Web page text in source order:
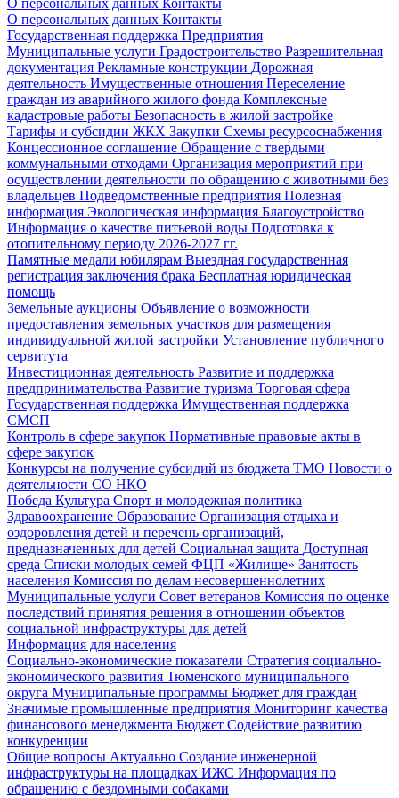
О персональных данных Контакты
О персональных данных Контакты
Государственная поддержка Предприятия
Муниципальные услуги Градостроительство Разрешительная
документация Рекламные конструкции Дорожная
деятельность Имущественные отношения Переселение
граждан из аварийного жилого фонда Комплексные
кадастровые работы Безопасность в жилой застройке
Тарифы и субсидии ЖКХ Закупки Схемы ресурсоснабжения
Концессионное соглашение Обращение с твердыми
коммунальными отходами Организация мероприятий при
осуществлении деятельности по обращению с животными без
владельцев Подведомственные предприятия Полезная
информация Экологическая информация Благоустройство
Информация о качестве питьевой воды Подготовка к
отопительному периоду 2026-2027 гг.
Памятные медали юбилярам Выездная государственная
регистрация заключения брака Бесплатная юридическая
помощь
Земельные аукционы Объявление о возможности
предоставления земельных участков для размещения
индивидуальной жилой застройки Установление публичного
сервитута
Инвестиционная деятельность Развитие и поддержка
предпринимательства Развитие туризма Торговая сфера
Государственная поддержка Имущественная поддержка
СМСП
Контроль в сфере закупок Нормативные правовые акты в
сфере закупок
Конкурсы на получение субсидий из бюджета ТМО Новости о
деятельности СО НКО
Победа Культура Спорт и молодежная политика
Здравоохранение Образование Организация отдыха и
оздоровления детей и перечень организаций,
предназначенных для детей Социальная защита Доступная
среда Списки молодых семей ФЦП «Жилище» Занятость
населения Комиссия по делам несовершеннолетних
Муниципальные услуги Совет ветеранов Комиссия по оценке
последствий принятия решения в отношении объектов
социальной инфраструктуры для детей
Информация для населения
Социально-экономические показатели Стратегия социально-
экономического развития Тюменского муниципального
округа Муниципальные программы Бюджет для граждан
Значимые промышленные предприятия Мониторинг качества
финансового менеджмента Бюджет Содействие развитию
конкуренции
Общие вопросы Актуально Создание инженерной
инфраструктуры на площадках ИЖС Информация по
обращению с бездомными собаками